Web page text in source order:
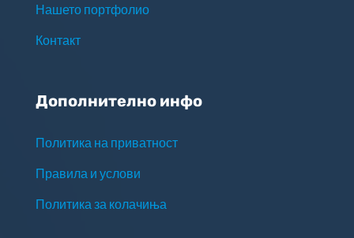
Нашето портфолио
Контакт
Дополнително инфо
Политика на приватност
Правила и услови
Политика за колачиња